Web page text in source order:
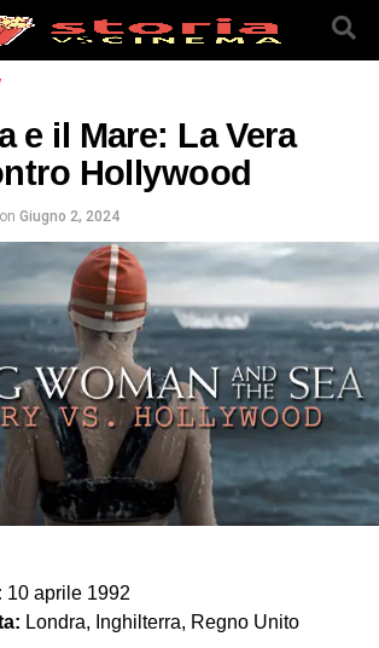
e il Mare: La Vera
Hollywood
on Giugno 2, 2024
10 aprile 1992
Londra, Inghilterra, Regno Unito